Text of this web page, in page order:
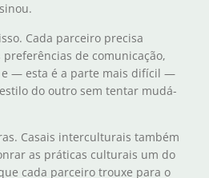
Cada parceiro precisa
de comunicação,
— esta é a parte mais difícil —
do outro sem tentar mudá-
Casais interculturais também
as práticas culturais um do
cada parceiro trouxe para o